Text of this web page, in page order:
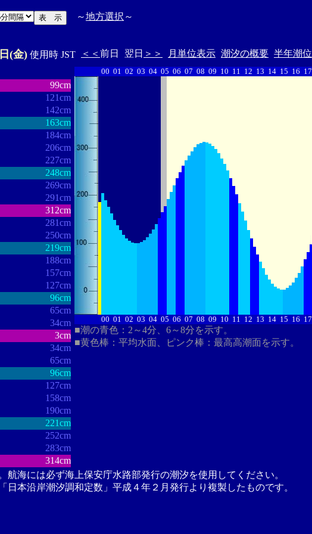
～地方選択 ～
(金) 使用時 JST ＜＜ 前日 翌日 ＞＞ 月単位表示 潮汐の概要 半年潮位
99cm
121cm
142cm
163cm
184cm
206cm
227cm
248cm
269cm
291cm
312cm
281cm
250cm
219cm
188cm
157cm
127cm
96cm
65cm
34cm
3cm
34cm
65cm
96cm
127cm
158cm
190cm
221cm
252cm
283cm
314cm
00 01 02 03 04 05 06 07 08 09 10 11 12 13 14 15 16 17
00 01 02 03 04 05 06 07 08 09 10 11 12 13 14 15 16 17
■潮の青色：2～4分、6～8分を示す。
■黄色棒：平均水面、ピンク棒：最高高潮面を示す。
海には必ず海上保安庁水路部発行の潮汐を使用してください。
本沿岸潮汐調和定数」平成４年２月発行より複製したものです。